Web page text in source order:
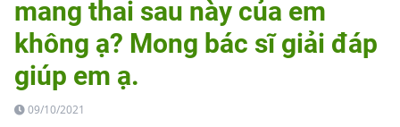
mang thai sau này của em
không ạ? Mong bác sĩ giải đáp
giúp em ạ.
09/10/2021